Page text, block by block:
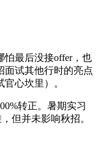
怕最后没接offer，也
面试其他行时的亮点
心坎里）。
转正。暑期实习
但并未影响秋招。